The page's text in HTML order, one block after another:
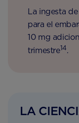
La ingesta
para el
10 mg
trimestre14.
LA